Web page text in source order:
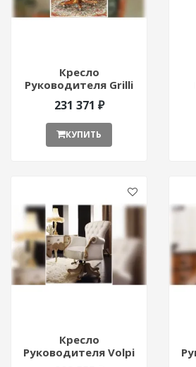
Кресло
Руководителя Grilli
Trevi ant21047
231 371 ₽
КУПИТЬ
Кресло
Руководителя Volpi